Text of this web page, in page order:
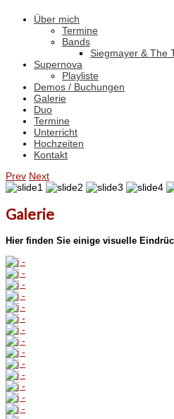
Über mich
Termine
Bands
Siegmayer & The
Supernova
Playliste
Demos / Buchungen
Galerie
Duo
Termine
Unterricht
Hochzeiten
Kontakt
Prev Next
Galerie
Hier finden Sie einige visuelle